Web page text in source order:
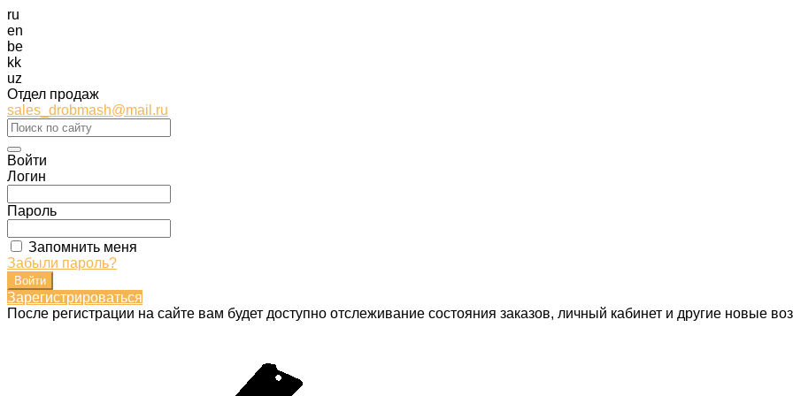
ru
en
be
kk
uz
Отдел продаж
sales_drobmash@mail.ru
Войти
Логин
Пароль
Запомнить меня
Забыли пароль?
Зарегистрироваться
После регистрации на сайте вам будет доступно отслеживание состояния заказов, личный кабинет и другие новые